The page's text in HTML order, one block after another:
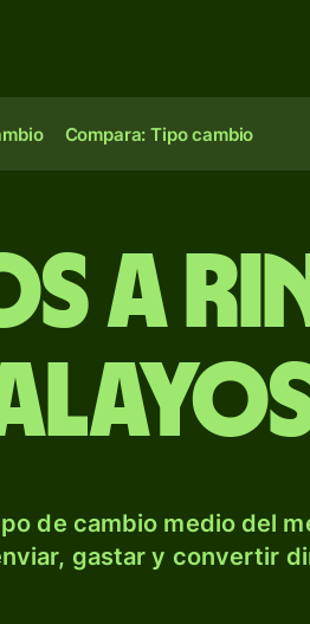
Compara: Tipo cambio
a
de cambio medio del
gastar y convertir